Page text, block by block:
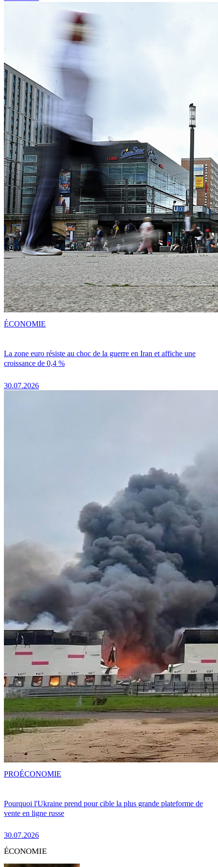
La zone euro résiste au choc de la guerre en Iran et affiche une
croissance de 0,4 %
30.07.2026
ÉCONOMIE
Pourquoi l'Ukraine prend pour cible la plus grande plateforme de
vente en ligne russe
30.07.2026
PROÉCONOMIE
ÉCONOMIE